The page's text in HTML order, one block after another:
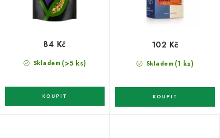
Skladem (>5 ks)
84 Kč
Skladem (1 ks)
102 Kč